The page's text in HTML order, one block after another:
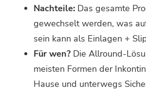
Nachteile: Das gesamte
gewechselt werden, was
sein kann als Einlagen +
Für wen? Die Allround-
meisten Formen der
Hause und unterwegs